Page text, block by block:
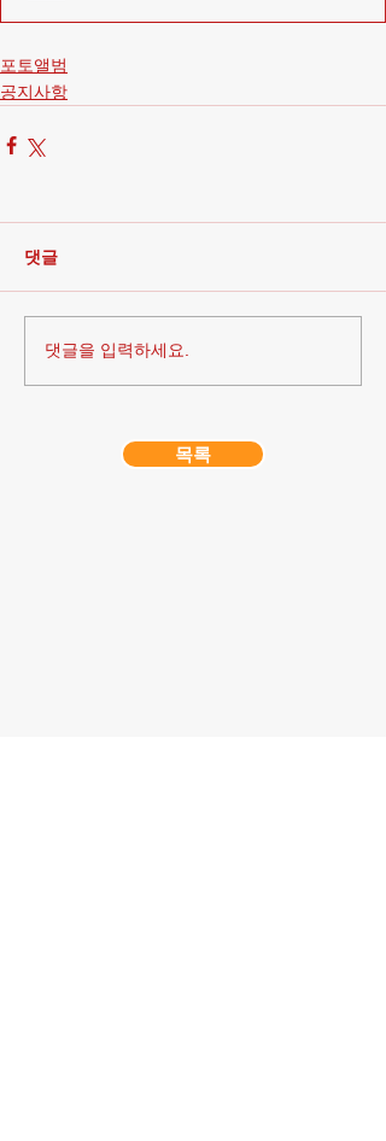
포토앨범
공지사항
댓글
댓글을 입력하세요.
목록